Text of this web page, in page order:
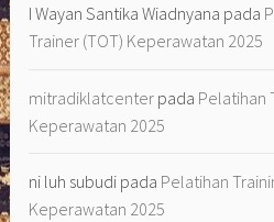
I Wayan Santika Wiadnyana pada
Trainer (TOT) Keperawatan 2025
mitradiklatcenter pada Pelatihan
Keperawatan 2025
ni luh subudi pada Pelatihan
Keperawatan 2025